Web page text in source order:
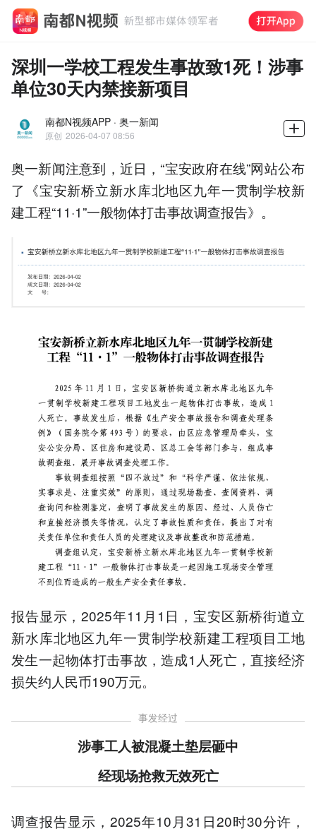
深圳一学校工程发生事故致1死！涉事
单位30天内禁接新项目
南都N视频APP · 奥一新闻
原创 2026-04-07 08:56
奥一新闻注意到，近日，“宝安政府在线”网站公布
了《宝安新桥立新水库北地区九年一贯制学校新
建工程“11·1”一般物体打击事故调查报告》。
报告显示，2025年11月1日，宝安区新桥街道立
新水库北地区九年一贯制学校新建工程项目工地
发生一起物体打击事故，造成1人死亡，直接经济
损失约人民币190万元。
事发经过
涉事工人被混凝土垫层砸中
经现场抢救无效死亡
调查报告显示，2025年10月31日20时30分许，